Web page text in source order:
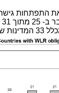
בדו"ח):